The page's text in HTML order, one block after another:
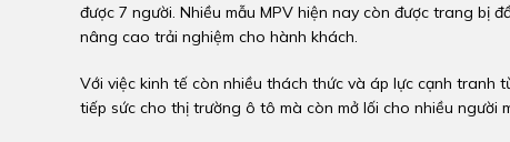
được 7 người. Nhiều mẫu MPV hiện nay còn được trang bị
nâng cao trải nghiệm cho hành khách.
Với việc kinh tế còn nhiều thách thức và áp lực cạnh
tiếp sức cho thị trường ô tô mà còn mở lối cho nhiều